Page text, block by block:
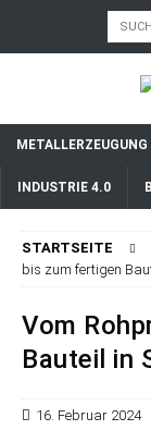
METALLERZEUGUNG
INDUSTRIE 4.0
STARTSEITE
bis zum fertigen
Vom
Bauteil in
16. Februar 2024